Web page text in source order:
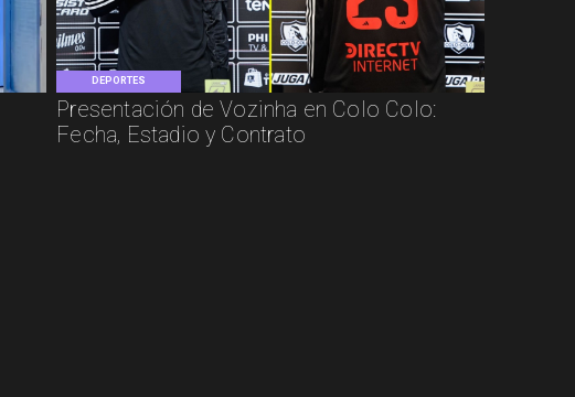
DEPORTES
Presentación de Vozinha en Colo Colo:
Fecha, Estadio y Contrato